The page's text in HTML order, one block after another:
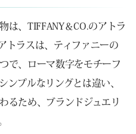
は、TIFFANY＆CO.のアトラ
トラスは、ティファニーの
で、ローマ数字をモチーフ
ンプルなリングとは違い、
るため、ブランドジュエリ